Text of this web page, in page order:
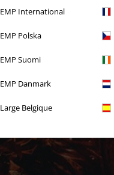
EMP International
EMP Polska
EMP Suomi
EMP Danmark
Large Belgique